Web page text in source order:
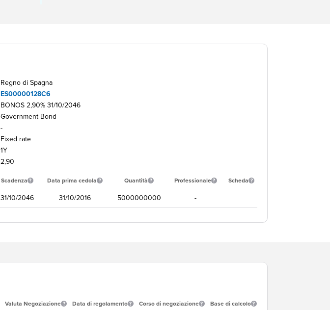
Regno di Spagna
ES00000128C6
BONOS 2,90% 31/10/2046
Government Bond
-
Fixed rate
1Y
2,90
Scadenza Data prima cedola Quantità Professionale Scheda
31/10/2046 31/10/2016 5000000000 -
Valuta Negoziazione Data di regolamento Corso di negoziazione Base di calcolo